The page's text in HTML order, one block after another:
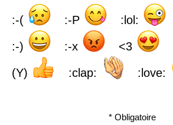
:-( :-P :lol:
:-) :-x <3
(Y) :clap: :love:
* Obligatoire